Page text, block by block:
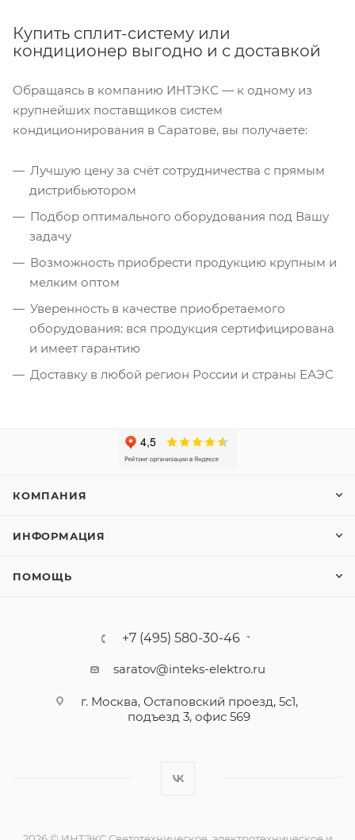
Купить сплит-систему или
кондиционер выгодно и с доставкой
Обращаясь в компанию ИНТЭКС — к одному из
крупнейших поставщиков систем
кондиционирования в Саратове, вы получаете:
Лучшую цену за счёт сотрудничества с прямым
дистрибьютором
Подбор оптимального оборудования под Вашу
задачу
Возможность приобрести продукцию крупным и
мелким оптом
Уверенность в качестве приобретаемого
оборудования: вся продукция сертифицирована
и имеет гарантию
Доставку в любой регион России и страны ЕАЭС
КОМПАНИЯ
ИНФОРМАЦИЯ
ПОМОЩЬ
+7 (495) 580-30-46
saratov@inteks-elektro.ru
г. Москва, Остаповский проезд, 5с1,
подъезд 3, офис 569